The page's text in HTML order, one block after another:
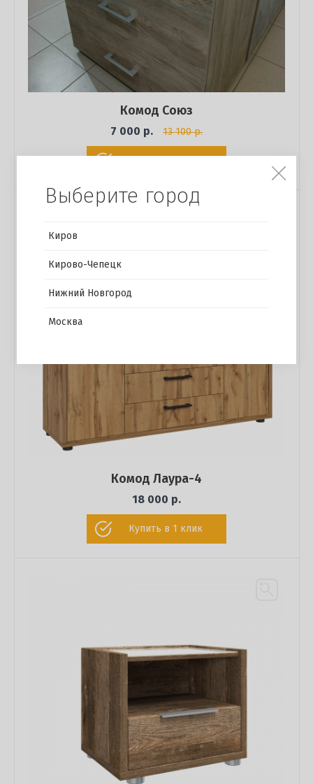
Комод Союз
7 000 р. 13 100 р.
Комод Лаура-4
18 000 р.
Купить в 1 клик
Выберите город
Киров
Кирово-Чепецк
Нижний Новгород
Москва